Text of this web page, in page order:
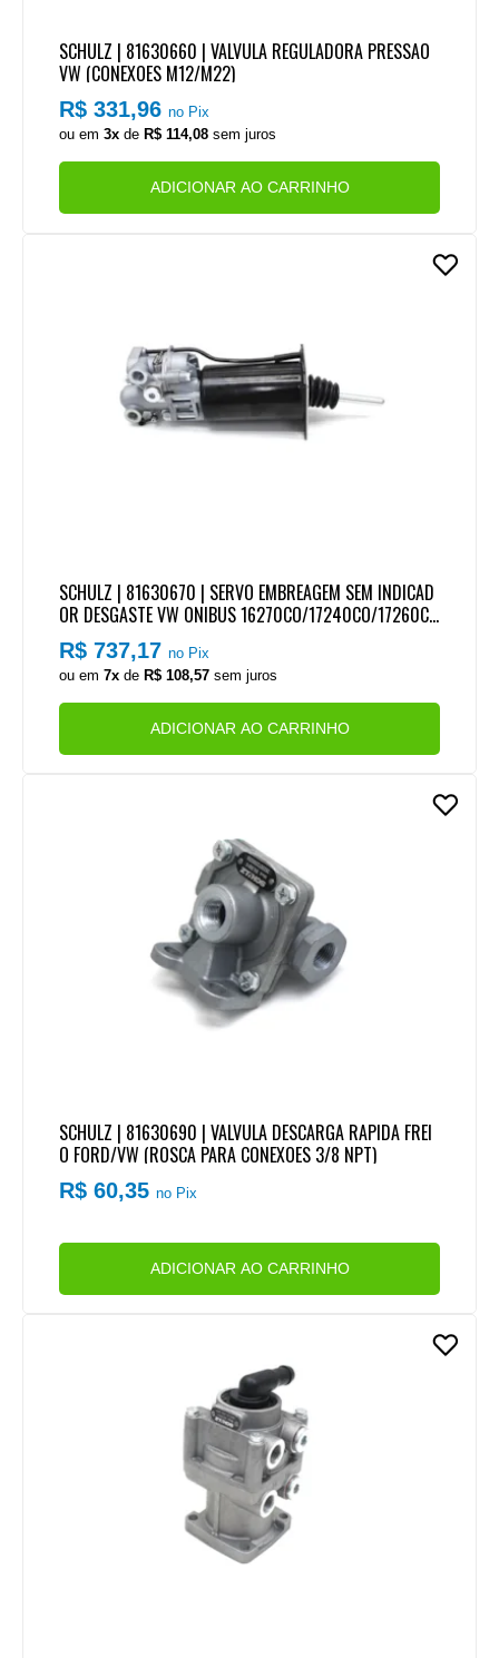
SCHULZ | 81630660 | VALVULA REGULADORA PRESSAO
VW (CONEXOES M12/M22)
R$ 331,96no Pix
ou em3x de R$ 114,08 sem juros
ADICIONAR AO CARRINHO
SCHULZ | 81630670 | SERVO EMBREAGEM SEM INDICAD
OR DESGASTE VW ONIBUS 16270CO/17240CO/17260CO
(CANECA LONGA FINA - COPO Ø 80,50MM)
R$ 737,17no Pix
ou em7x de R$ 108,57 sem juros
ADICIONAR AO CARRINHO
SCHULZ | 81630690 | VALVULA DESCARGA RAPIDA FREI
O FORD/VW (ROSCA PARA CONEXOES 3/8 NPT)
R$ 60,35no Pix
ADICIONAR AO CARRINHO